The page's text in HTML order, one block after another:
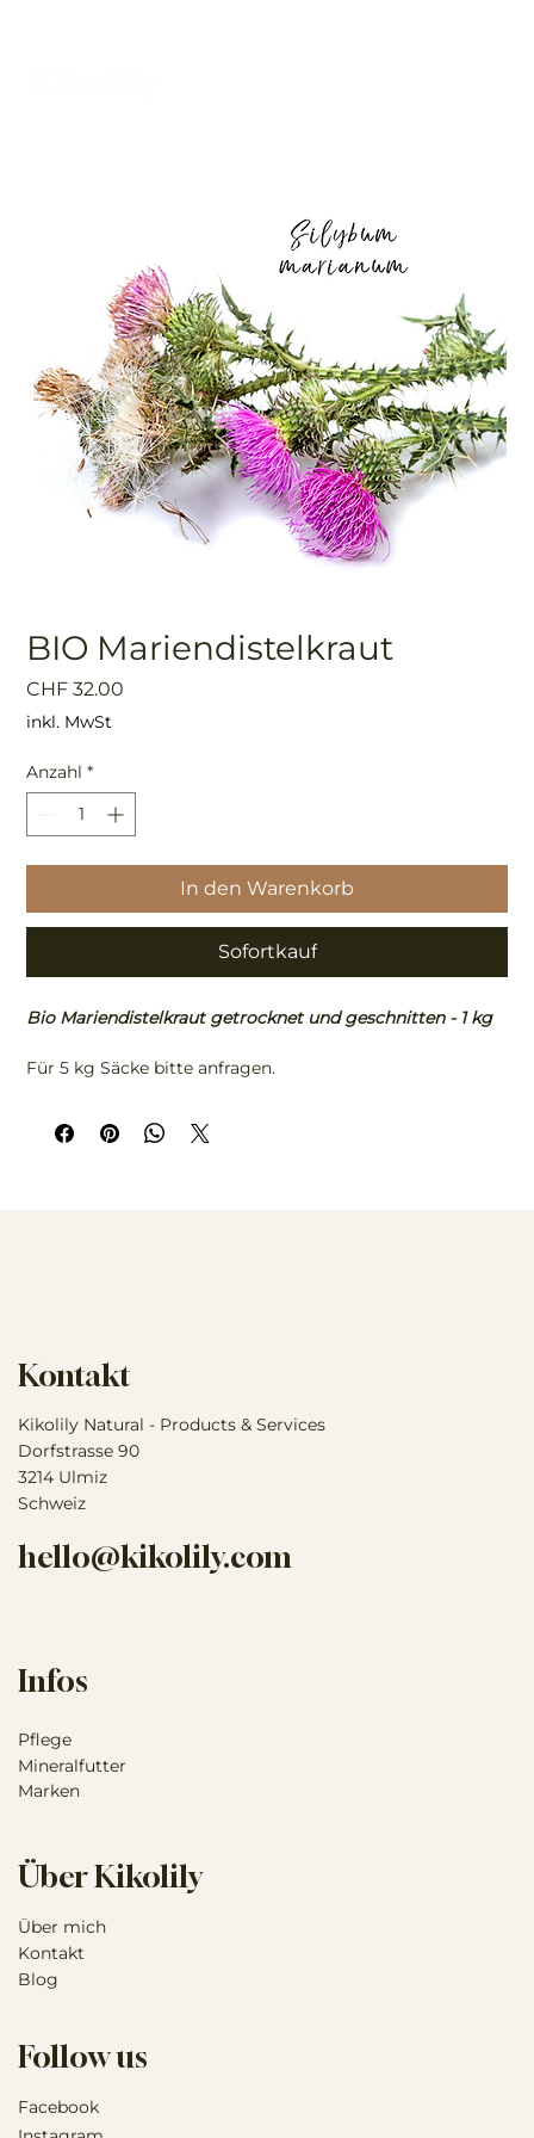
BIO Mariendistelkraut
CHF 32.00
inkl. MwSt
Anzahl *
In den Warenkorb
Sofortkauf
Bio Mariendistelkraut getrocknet und geschnitten - 1 kg
Für 5 kg Säcke bitte anfragen.
Kontakt
Kikolily Natural - Products & Services
Dorfstrasse 90
3214 Ulmiz
Schweiz
hello@kikolily.com
Follow us
Facebook
Infos
Pflege
Mineralfutter
Marken
Über Kikolily
Über mich
Kontakt
Blog